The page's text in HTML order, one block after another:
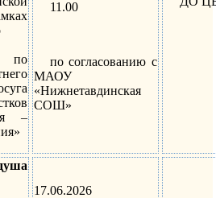
–
11.00
по согласованию с
МАОУ
«Нижнетавдинская
СОШ»
17.06.2026